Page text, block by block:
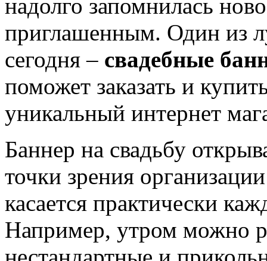
надолго запомнилась
приглашенным. Один из
сегодня – свадебные
поможет заказать и
уникальный интернет
Баннер на свадьбу
точки зрения
касается практически
Например, утром можно